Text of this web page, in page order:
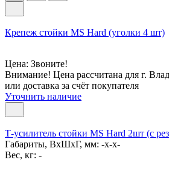
Крепеж стойки MS Hard (уголки 4 шт)
Цена: Звоните!
Внимание! Цена рассчитана для г.
или доставка за счёт покупателя
Уточнить наличие
Т-усилитель стойки MS Hard 2шт (с
Габариты, ВxШxГ, мм: -x-x-
Вес, кг: -